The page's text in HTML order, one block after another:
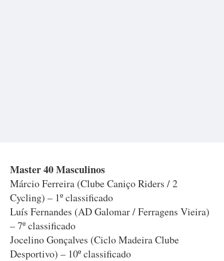
Master 40 Masculinos
Márcio Ferreira (Clube Caniço Riders / 2
Cycling) – 1º classificado
Luís Fernandes (AD Galomar / Ferragens Vieira)
– 7º classificado
Jocelino Gonçalves (Ciclo Madeira Clube
Desportivo) – 10º classificado